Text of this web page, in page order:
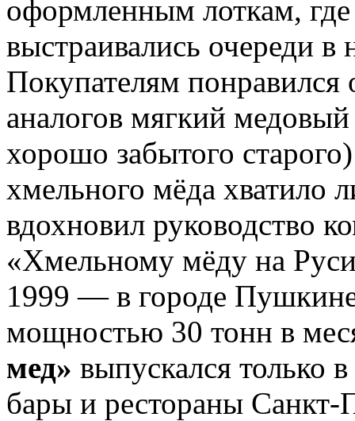
оформленным лоткам,
выстраивались очереди в
Покупателям
аналогов мягкий
хорошо забытого
хмельного мёда хватило
вдохновил руководство
«Хмельному мёду на
1999 — в городе
мощностью 30 тонн в
мед» выпускался только
бары и рестораны Санкт-